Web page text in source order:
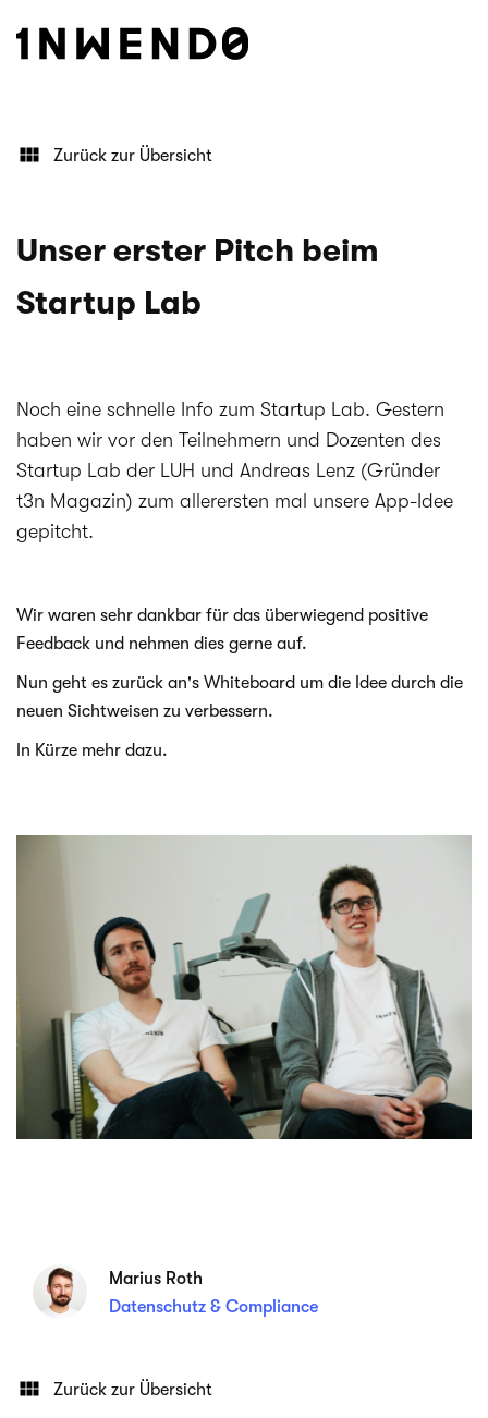
Zurück zur Übersicht
Unser erster Pitch beim
Startup Lab
Noch eine schnelle Info zum Startup Lab. Gestern
haben wir vor den Teilnehmern und Dozenten des
Startup Lab der LUH und Andreas Lenz (Gründer
t3n Magazin) zum allerersten mal unsere App-Idee
gepitcht.
Wir waren sehr dank­bar für das über­wie­gend posi­tive
Feed­back und neh­men dies gerne auf.
Nun geht es zurück an's White­board um die Idee durch die
neuen Sicht­wei­sen zu verbessern.
In Kürze mehr dazu.
Marius Roth
Datenschutz & Compliance
Zurück zur Übersicht